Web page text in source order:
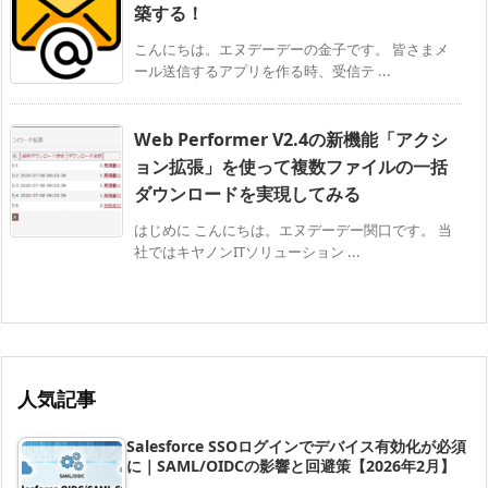
築する！
こんにちは。エヌデーデーの金子です。 皆さまメ
ール送信するアプリを作る時、受信テ ...
Web Performer V2.4の新機能「アクシ
ョン拡張」を使って複数ファイルの一括
ダウンロードを実現してみる
はじめに こんにちは。エヌデーデー関口です。 当
社ではキヤノンITソリューション ...
人気記事
Salesforce SSOログインでデバイス有効化が必須
に｜SAML/OIDCの影響と回避策【2026年2月】